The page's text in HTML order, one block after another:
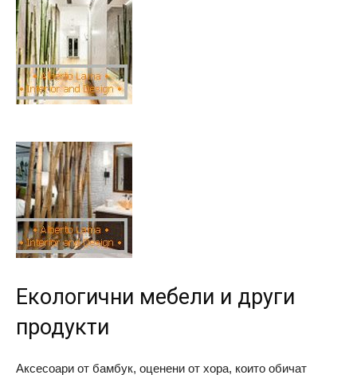
Екологични мебели и други
продукти
Аксесоари от бамбук, оценени от хора, които обичат